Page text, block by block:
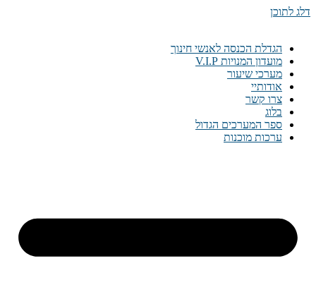
דלג לתוכן
הגדלת הכנסה לאנשי חינוך
מועדון המנויות V.I.P
מערכי שיעור
אודותיי
צרו קשר
בלוג
ספר המערכים הגדול
ערכות מוכנות